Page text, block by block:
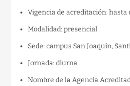
Vigencia de acreditación: hasta
Modalidad: presencial
Sede: campus San Joaquín,
Jornada: diurna
Nombre de la Agencia